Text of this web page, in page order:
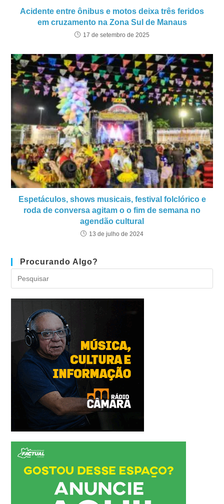
Acidente entre ônibus e motos deixa três feridos
em cruzamento na Zona Sul de Manaus
17 de setembro de 2025
Espetáculos, shows musicais, festival folclórico e
roda de conversa agitam o o fim de semana no
agendão cultural
13 de julho de 2024
Procurando Algo?